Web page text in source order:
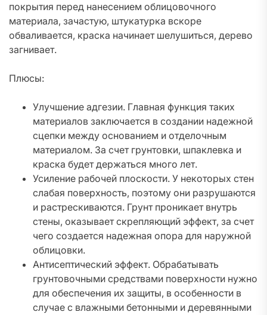
покрытия перед нанесением облицовочного
материала, зачастую, штукатурка вскоре
обваливается, краска начинает шелушиться, дерево
загнивает.
Плюсы:
Улучшение адгезии. Главная функция таких
материалов заключается в создании надежной
сцепки между основанием и отделочным
материалом. За счет грунтовки, шпаклевка и
краска будет держаться много лет.
Усиление рабочей плоскости. У некоторых стен
слабая поверхность, поэтому они разрушаются
и растрескиваются. Грунт проникает внутрь
стены, оказывает скрепляющий эффект, за счет
чего создается надежная опора для наружной
облицовки.
Антисептический эффект. Обрабатывать
грунтовочными средствами поверхности нужно
для обеспечения их защиты, в особенности в
случае с влажными бетонными и деревянными